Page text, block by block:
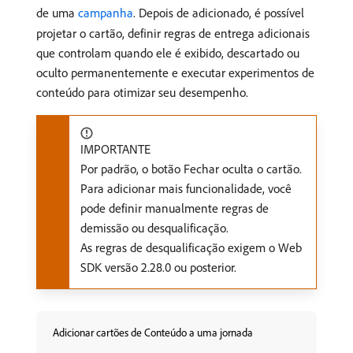
de uma campanha. Depois de adicionado, é possível
projetar o cartão, definir regras de entrega adicionais
que controlam quando ele é exibido, descartado ou
oculto permanentemente e executar experimentos de
conteúdo para otimizar seu desempenho.
IMPORTANTE
Por padrão, o botão Fechar oculta o cartão.
Para adicionar mais funcionalidade, você
pode definir manualmente regras de
demissão ou desqualificação.
As regras de desqualificação exigem o Web
SDK versão 2.28.0 ou posterior.
Adicionar cartões de Conteúdo a uma jornada